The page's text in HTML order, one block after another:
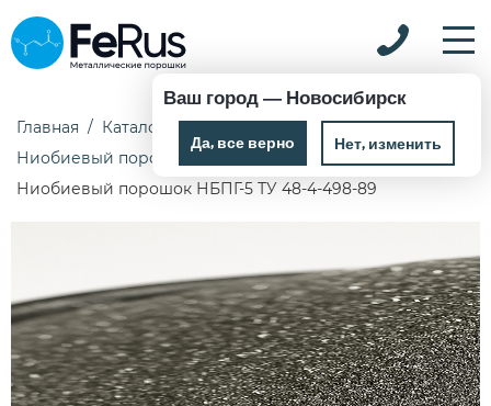
Ваш город — Новосибирск
Да, все верно Нет, изменить
Главная Каталог
Металлические порошки
Ниобиевый порошок
Ниобиевый порошок НБПГ-5 ТУ 48-4-498-89